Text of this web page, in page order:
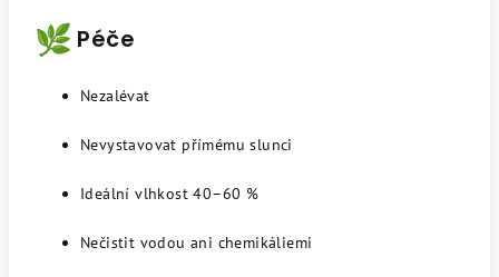
Péče
Nezalévat
Nevystavovat přímému slunci
Ideální vlhkost 40–60 %
Nečistit vodou ani chemikáliemi